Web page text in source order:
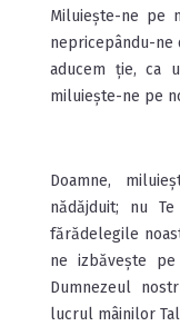
Miluiește-ne pe
nepricepându-ne
aducem ție, ca
miluiește-ne pe
Doamne,
nădăjduit; nu
fărădelegile
ne izbăvește
Dumnezeul
lucrul mâinilor